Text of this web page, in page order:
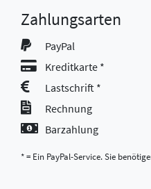
Zahlungsarten
PayPal
Kreditkarte *
Lastschrift *
Rechnung
Barzahlung
* = Ein PayPal-Service. Sie